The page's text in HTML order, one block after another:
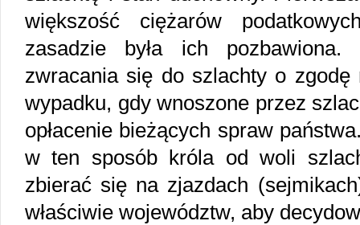
większość ciężarów
zasadzie była ich
zwracania się do szlachty o
wypadku, gdy wnoszone przez
opłacenie bieżących spraw
w ten sposób króla od woli
zbierać się na zjazdach
właściwie województw, aby